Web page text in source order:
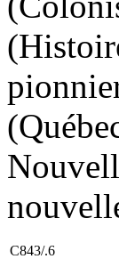
C843/.6